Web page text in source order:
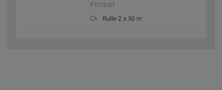
Format
Rulle 2 x 30 m